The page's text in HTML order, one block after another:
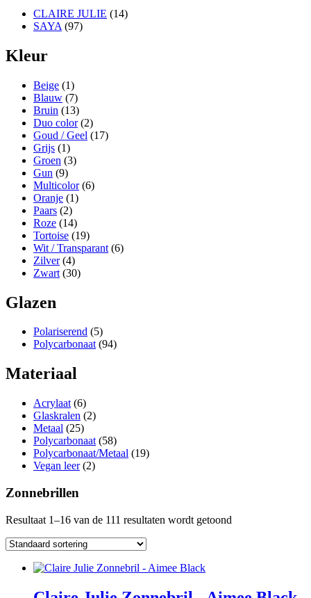
CLAIRE JULIE (14)
SAYA (97)
Kleur
Beige (1)
Blauw (7)
Bruin (13)
Duo color (2)
Goud / Geel (17)
Grijs (1)
Groen (3)
Gun (9)
Multicolor (6)
Oranje (1)
Paars (2)
Roze (14)
Tortoise (19)
Wit / Transparant (6)
Zilver (4)
Zwart (30)
Glazen
Polariserend (5)
Polycarbonaat (94)
Materiaal
Acrylaat (6)
Glaskralen (2)
Metaal (25)
Polycarbonaat (58)
Polycarbonaat/Metaal (19)
Vegan leer (2)
Zonnebrillen
Resultaat 1–16 van de 111 resultaten wordt getoond